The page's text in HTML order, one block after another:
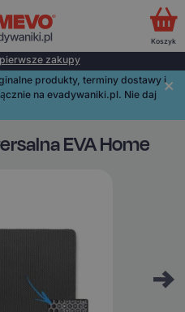
zakupy
produkty, terminy dostawy i
na evadywaniki.pl. Nie daj
EVA Home
Koszyk